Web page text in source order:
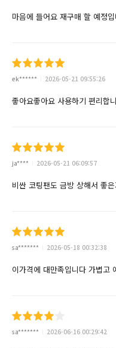
마음에 들어요 재구매 할 예정
ek****** 2026-05-21 09:55:26
좋아요좋아요 사용하기 편리합
ja**** 2026-05-21 06:09:57
비싼 코팅팬도 금방 상해서 좋
sa******* 2026-05-18 00:32:38
이가격에 대만족입니다 가볍고
sa******* 2026-06-16 00:29:42